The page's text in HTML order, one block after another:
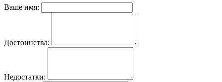
Ваше имя:
Достоинства:
Недостатки: